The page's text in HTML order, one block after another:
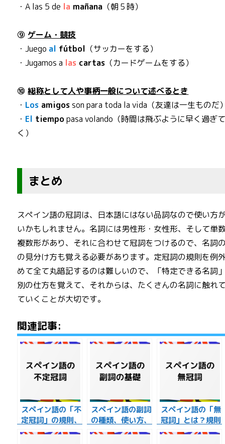
・A las 5 de la mañana （朝５時）
⑨ ゲーム・競技
・Juego al fútbol （サッカーをする）
・Jugamos a las cartas （カードゲームをする）
⑩総称として人や事柄一般について述べるとき
・ Los amigosson para toda la vida（友達は一生ものだ
・ El tiempopasa volando（時間は飛ぶように早く過ぎ
く）
まとめ
スペイン語の冠詞は、日本語にはない品詞なので使い方
いかもしれません。名詞には男性形・女性形、そして単
複数形があり、それに合わせて冠詞をつけるので、名詞
の見分け方も覚える必要があります。定冠詞の規則を例
めて全て丸暗記するのは難しいので、「特定できる名詞
別の仕方を覚えて、それからは、たくさんの名詞に触れ
ていくことが大切です。
関連記事:
スペイン語の「不
定冠詞」の規則、
使い方、例文を解
スペイン語の副詞
の種類、使い方、
配置について解説
スペイン語の「無
冠詞」とは？規則
や例文を紹介しま